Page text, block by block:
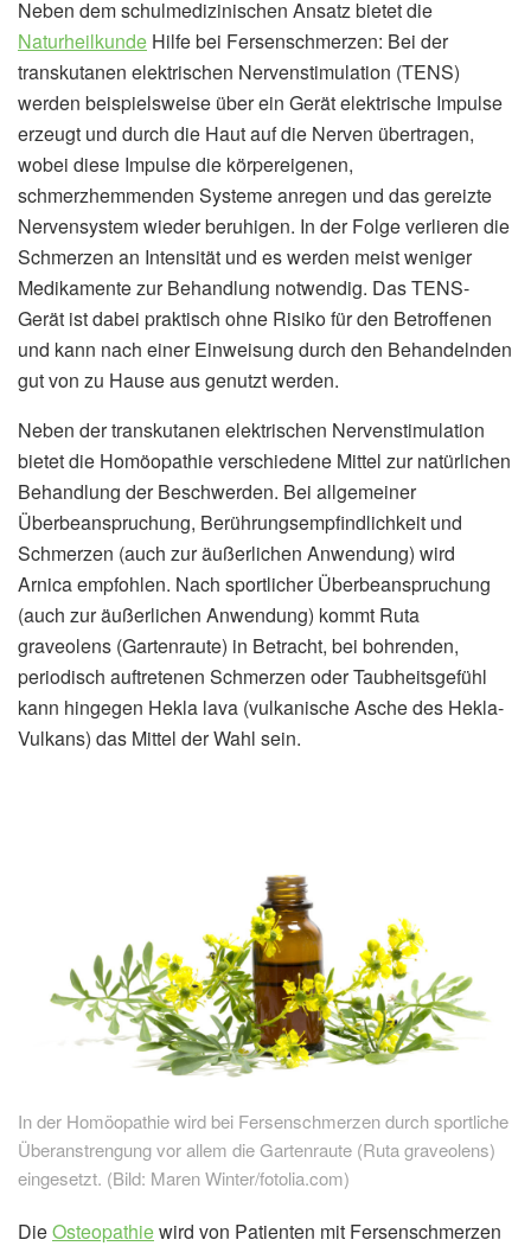
Neben dem schulmedizinischen Ansatz bietet die
Naturheilkunde Hilfe bei Fersenschmerzen: Bei der
transkutanen elektrischen Nervenstimulation (TENS)
werden beispielsweise über ein Gerät elektrische Impulse
erzeugt und durch die Haut auf die Nerven übertragen,
wobei diese Impulse die körpereigenen,
schmerzhemmenden Systeme anregen und das gereizte
Nervensystem wieder beruhigen. In der Folge verlieren die
Schmerzen an Intensität und es werden meist weniger
Medikamente zur Behandlung notwendig. Das TENS-
Gerät ist dabei praktisch ohne Risiko für den Betroffenen
und kann nach einer Einweisung durch den Behandelnden
gut von zu Hause aus genutzt werden.
Neben der transkutanen elektrischen Nervenstimulation
bietet die Homöopathie verschiedene Mittel zur natürlichen
Behandlung der Beschwerden. Bei allgemeiner
Überbeanspruchung, Berührungsempfindlichkeit und
Schmerzen (auch zur äußerlichen Anwendung) wird
Arnica empfohlen. Nach sportlicher Überbeanspruchung
(auch zur äußerlichen Anwendung) kommt Ruta
graveolens (Gartenraute) in Betracht, bei bohrenden,
periodisch auftretenen Schmerzen oder Taubheitsgefühl
kann hingegen Hekla lava (vulkanische Asche des Hekla-
Vulkans) das Mittel der Wahl sein.
In der Homöopathie wird bei Fersenschmerzen durch sportliche
Überanstrengung vor allem die Gartenraute (Ruta graveolens)
eingesetzt. (Bild: Maren Winter/fotolia.com)
DieOsteopathiewird von Patienten mit Fersenschmerzen